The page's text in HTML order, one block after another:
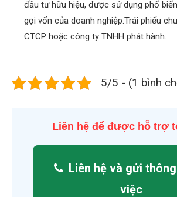
đầu tư hữu hiệu, được sử dụng phổ
gọi vốn của doanh nghiệp.Trái phiếu
CTCP hoặc công ty TNHH phát hành.
5/5 - (1 bình
Liên hệ để được hỗ trợ
Liên hệ và gửi
việc